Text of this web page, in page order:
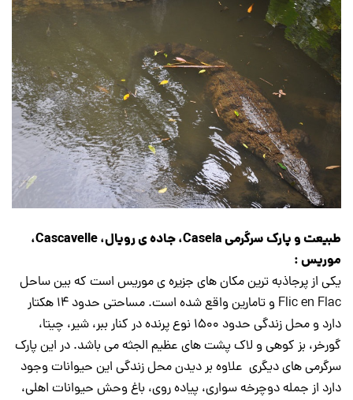
طبیعت و پارک سرگرمی Casela، جاده ی رویال، Cascavelle،
موریس :
یکی از پرجاذبه ترین مکان های جزیره ی موریس است که بین ساحل
Flic en Flac و تامارین واقع شده است. مساحتی حدود ۱۴ هکتار
دارد و محل زندگی حدود ۱۵۰۰ نوع پرنده در کنار ببر، شیر، چیتا،
گورخر، بز کوهی و لاک پشت های عظیم الجثه می باشد. در این پارک
سرگرمی های دیگری علاوه بر دیدن محل زندگی این حیوانات وجود
دارد از جمله دوچرخه سواری، پیاده روی، باغ وحش حیوانات اهلی،